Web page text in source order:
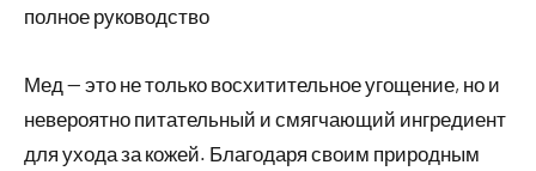
полное руководство
Мед — это не только восхитительное угощение, но и
невероятно питательный и смягчающий ингредиент
для ухода за кожей. Благодаря своим природным